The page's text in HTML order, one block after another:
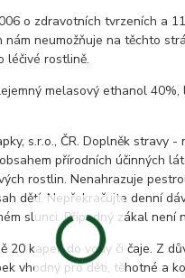
o zdravotních tvrzeních a
nám neumožňuje na těchto
léčivé rostlině.
melasový ethanol 40%,
s.r.o., ČR. Doplněk stravy -
přírodních účinných
rostlin. Nenahrazuje
dětí. Nepřekračujte denní
slunci. Případný zákal není
20 kapek do vody či čaje. Z
vhodný pro děti, těhotné a